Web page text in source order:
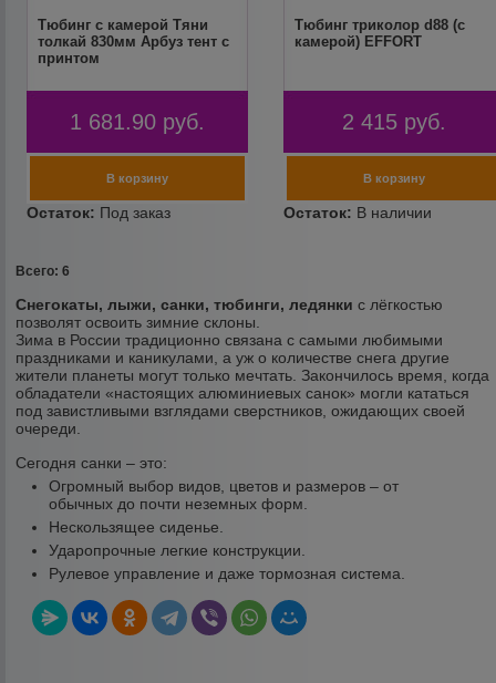
Тюбинг с камерой Тяни
толкай 830мм Арбуз тент с
принтом
1 681.90 руб.
Тюбинг триколор d88 (с
камерой) EFFORT
2 415 руб.
Всего: 6
Снегокаты, лыжи, санки, тюбинги, ледянки c лёгкостью
позволят освоить зимние склоны.
Зима в России традиционно связана с самыми любимыми
праздниками и каникулами, а уж о количестве снега другие
жители планеты могут только мечтать. Закончилось время, когда
обладатели «настоящих алюминиевых санок» могли кататься
под завистливыми взглядами сверстников, ожидающих своей
очереди.
Сегодня санки – это:
Огромный выбор видов, цветов и размеров – от
обычных до почти неземных форм.
Нескользящее сиденье.
Ударопрочные легкие конструкции.
Рулевое управление и даже тормозная система.